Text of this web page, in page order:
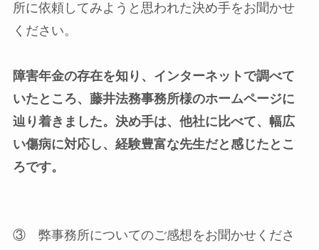
所に依頼してみようと思われた決め手をお聞かせ
ください。
障害年金の存在を知り、インターネットで調べて
いたところ、藤井法務事務所様のホームページに
辿り着きました。決め手は、他社に比べて、幅広
い傷病に対応し、経験豊富な先生だと感じたとこ
ろです。
③ 弊事務所についてのご感想をお聞かせくださ